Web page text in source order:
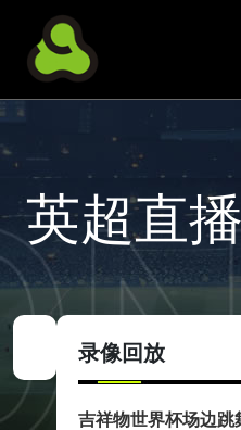
英超直
录像回放
吉祥物世界杯场边跳